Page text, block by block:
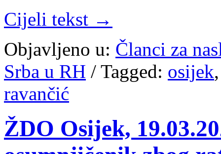
Cijeli tekst →
Objavljeno u: Članci za
Srba u RH / Tagged: osijek
ravančić
ŽDO Osijek,